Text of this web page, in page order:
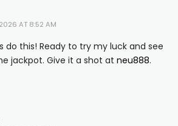
2026 AT 8:52 AM
do this! Ready to try my luck and see
jackpot. Give it a shot at neu888.